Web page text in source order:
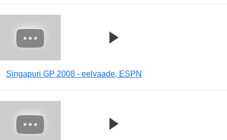
Singapuri GP 2008 - eelvaade, ESPN